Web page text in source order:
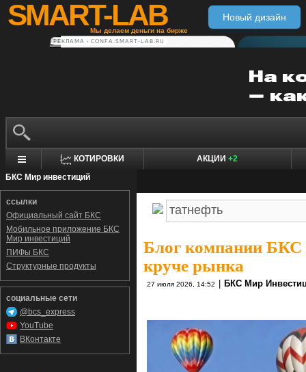
SMART-LAB
Мы делаем деньги на бирже
Новый дизайн
РЕКЛАМА • CONFA.SMART-LAB.RU
КОТИРОВКИ АКЦИИ +2
БКС Мир инвестиций
ссылки
Официальный сайт БКС
Мобильное приложение БКС
Мир инвестиций
ПИФы БКС
Структурные продукты
социальные сети
@bcs_express
YouTube
ВКонтакте
Блог компании БКС
круче рынка
27 июля 2026, 14:52 БКС Мир